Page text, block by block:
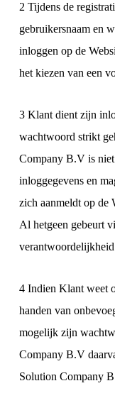
2 Tijdens de
gebruikersnaam en
inloggen op de
het kiezen van een
3 Klant dient zijn
wachtwoord strikt
Company B.V is
inloggegevens en
zich aanmeldt op de
Al hetgeen gebeurt
4 Indien Klant weet
handen van
mogelijk zijn
Company B.V
Solution Company